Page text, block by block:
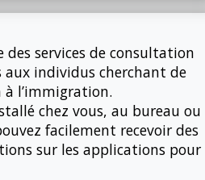
services de consultation
individus cherchant de
l’immigration.
chez vous, au bureau ou
facilement recevoir des
sur les applications pour